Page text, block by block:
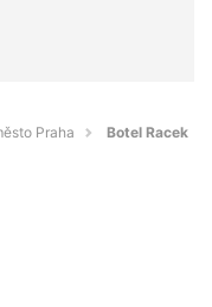
Praha
Botel Racek